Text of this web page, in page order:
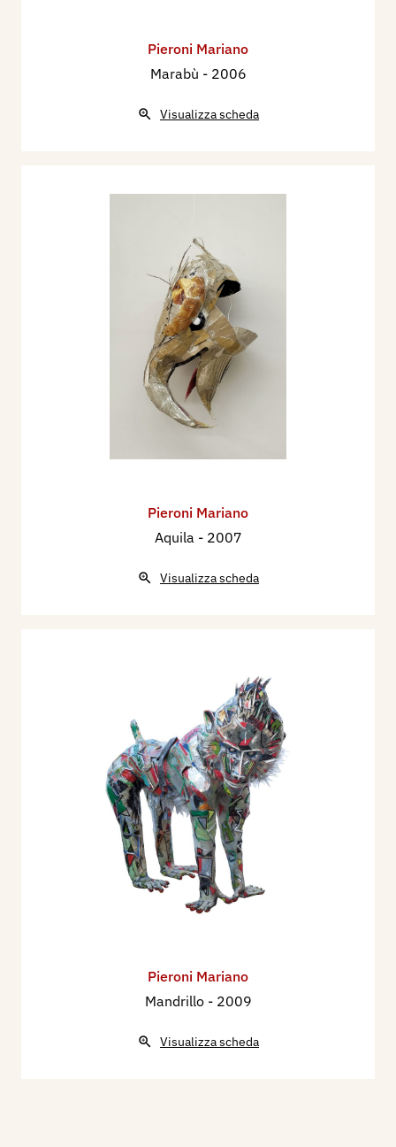
Pieroni Mariano
Marabù - 2006
Visualizza scheda
Pieroni Mariano
Aquila - 2007
Visualizza scheda
Pieroni Mariano
Mandrillo - 2009
Visualizza scheda